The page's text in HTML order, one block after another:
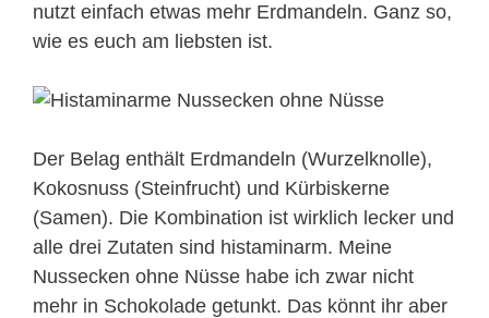
nutzt einfach etwas mehr Erdmandeln. Ganz so,
wie es euch am liebsten ist.
Der Belag enthält Erdmandeln (Wurzelknolle),
Kokosnuss (Steinfrucht) und Kürbiskerne
(Samen). Die Kombination ist wirklich lecker und
alle drei Zutaten sind histaminarm. Meine
Nussecken ohne Nüsse habe ich zwar nicht
mehr in Schokolade getunkt. Das könnt ihr aber